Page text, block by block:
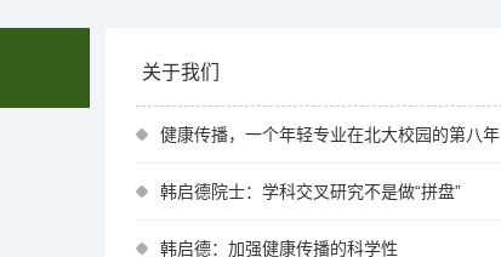
关于我们
健康传播，一个年轻专业在北大校园的第八年
韩启德院士：学科交叉研究不是做“拼盘”
韩启德：加强健康传播的科学性